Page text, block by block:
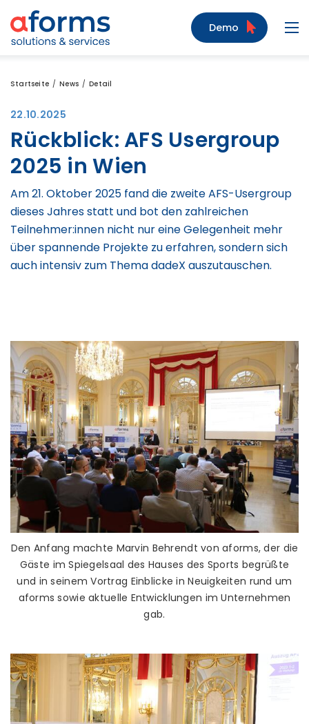
Zum Inhalt
Zum Menü
Zur Suche
Demo
Startseite News Detail
22.10.2025
Rückblick: AFS Usergroup
2025 in Wien
Am 21. Oktober 2025 fand die zweite AFS-Usergroup
dieses Jahres statt und bot den zahlreichen
Teilnehmer:innen nicht nur eine Gelegenheit mehr
über spannende Projekte zu erfahren, sondern sich
auch intensiv zum Thema dadeX auszutauschen.
Den Anfang machte Marvin Behrendt von aforms, der die
Gäste im Spiegelsaal des Hauses des Sports begrüßte
und in seinem Vortrag Einblicke in Neuigkeiten rund um
aforms sowie aktuelle Entwicklungen im Unternehmen
gab.